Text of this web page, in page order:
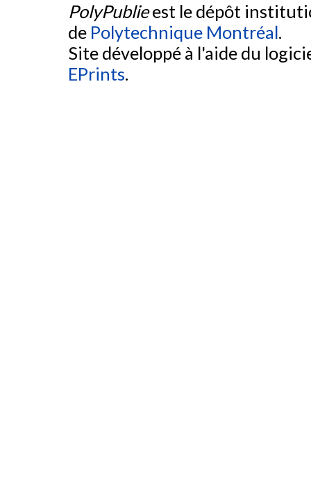
PolyPublieest le dépôt
de Polytechnique Montréal.
Site développé à l'aide du
EPrints.